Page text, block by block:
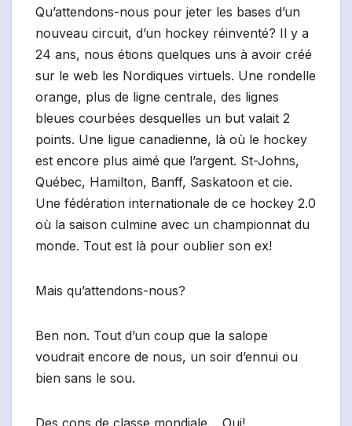
Qu’attendons-nous pour jeter les bases d’un
nouveau circuit, d’un hockey réinventé? Il y a
24 ans, nous étions quelques uns à avoir créé
sur le web les Nordiques virtuels. Une rondelle
orange, plus de ligne centrale, des lignes
bleues courbées desquelles un but valait 2
points. Une ligue canadienne, là où le hockey
est encore plus aimé que l’argent. St-Johns,
Québec, Hamilton, Banff, Saskatoon et cie.
Une fédération internationale de ce hockey 2.0
où la saison culmine avec un championnat du
monde. Tout est là pour oublier son ex!
Mais qu’attendons-nous?
Ben non. Tout d’un coup que la salope
voudrait encore de nous, un soir d’ennui ou
bien sans le sou.